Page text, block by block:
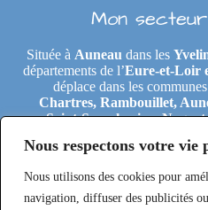
Nous respectons votre vie
Nous utilisons des cookies pour
navigation, diffuser des publicités
Mon
Située à Auneau dans les
départements de l’Eure-et-Loir
déplace dans les
Chartres, Rambouillet,
Saint-Symphorien,
Maintenon, Épernon,
Saint-Arnoult-en-
Champigny, Saclas,